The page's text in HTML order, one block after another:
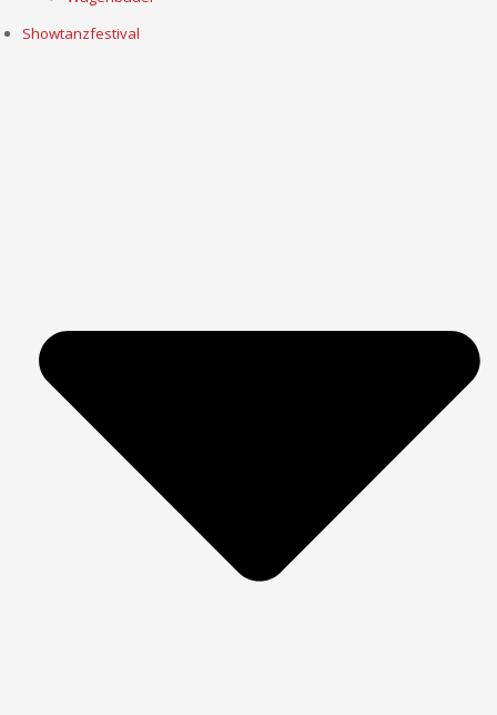
Showtanzfestival